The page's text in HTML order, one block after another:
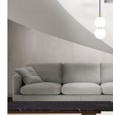
По стилям
Хрусталь
Контемпорари
Производство
Мебель